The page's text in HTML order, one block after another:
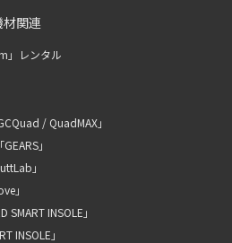
関連
」レンタル
/ QuadMAX」
」
」
」
SMART INSOLE」
INSOLE」